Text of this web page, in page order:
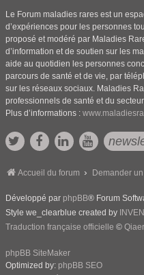
Le Forum maladies rares est un
d’expériences pour les personnes
proposé et modéré par Maladies
d’information et de soutien sur les
aide au quotidien les personnes
parcours de santé et de vie, par
sur les réseaux sociaux. Maladies
professionnels de santé et du
Plus d’informations :
Accueil du forum Demander
Développé par phpBB® Forum
Style we_clearblue created by
Traduction française officielle ©
phpBB SiteMaker
Optimized by: phpBB SEO